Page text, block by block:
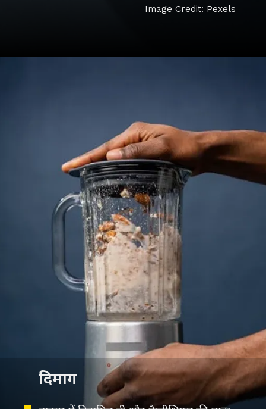
Image Credit: Pexels
दिमाग